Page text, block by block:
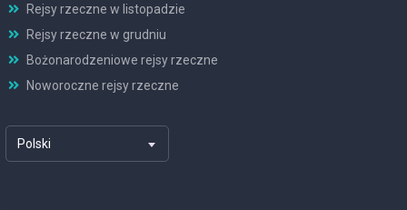
Rejsy rzeczne w listopadzie
Rejsy rzeczne w grudniu
Bożonarodzeniowe rejsy rzeczne
Noworoczne rejsy rzeczne
Polski